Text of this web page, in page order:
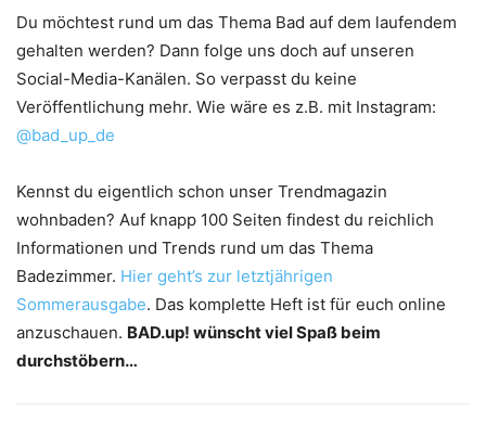
Du möchtest rund um das Thema Bad auf dem laufendem
gehalten werden? Dann folge uns doch auf unseren
Social-Media-Kanälen. So verpasst du keine
Veröffentlichung mehr. Wie wäre es z.B. mit Instagram:
@bad_up_de
Kennst du eigentlich schon unser Trendmagazin
wohnbaden? Auf knapp 100 Seiten findest du reichlich
Informationen und Trends rund um das Thema
Badezimmer. Hier geht’s zur letztjährigen
Sommerausgabe. Das komplette Heft ist für euch online
anzuschauen. BAD.up! wünscht viel Spaß beim
durchstöbern…